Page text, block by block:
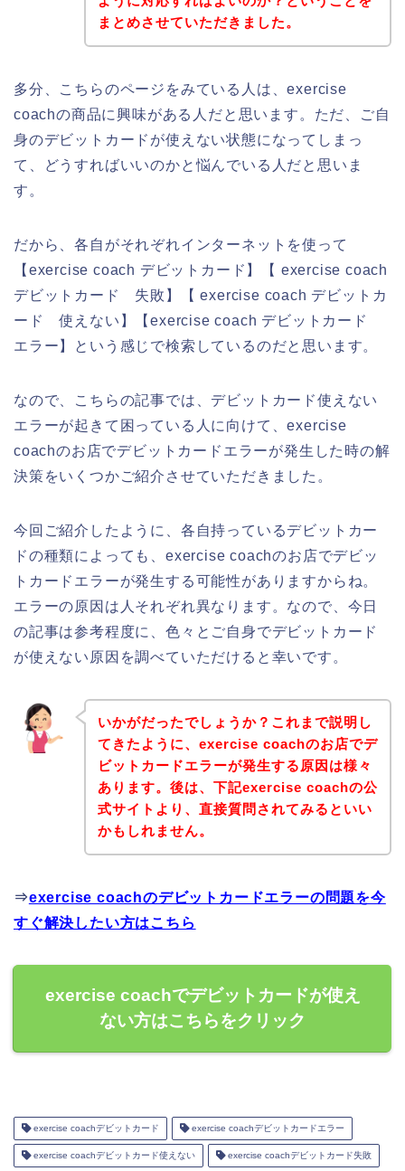
まとめさせていただきました。
多分、こちらのページをみている人は、exercise
coachの商品に興味がある人だと思います。ただ、ご自
身のデビットカードが使えない状態になってしまっ
て、どうすればいいのかと悩んでいる人だと思いま
す。
だから、各自がそれぞれインターネットを使って
【exercise coach デビットカード】【 exercise coach
デビットカード 失敗】【 exercise coach デビットカ
ード 使えない】【exercise coach デビットカード
エラー】という感じで検索しているのだと思います。
なので、こちらの記事では、デビットカード使えない
エラーが起きて困っている人に向けて、exercise
coachのお店でデビットカードエラーが発生した時の解
決策をいくつかご紹介させていただきました。
今回ご紹介したように、各自持っているデビットカー
ドの種類によっても、exercise coachのお店でデビッ
トカードエラーが発生する可能性がありますからね。
エラーの原因は人それぞれ異なります。なので、今日
の記事は参考程度に、色々とご自身でデビットカード
が使えない原因を調べていただけると幸いです。
いかがだったでしょうか？これまで説明し
てきたように、exercise coachのお店でデ
ビットカードエラーが発生する原因は様々
あります。後は、下記exercise coachの公
式サイトより、直接質問されてみるといい
かもしれません。
⇒exercise coachのデビットカードエラーの問題を今
すぐ解決したい方はこちら
exercise coachでデビットカードが使え
ない方はこちらをクリック
exercise coachデビットカード exercise coachデビットカードエラー
exercise coachデビットカード使えない exercise coachデビットカード失敗